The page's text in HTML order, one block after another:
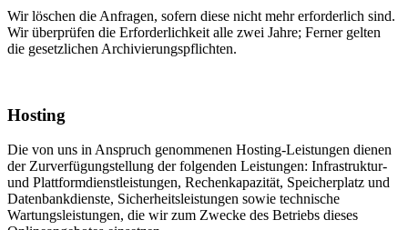
Wir löschen die Anfragen, sofern diese nicht mehr erforderlich sind.
Wir überprüfen die Erforderlichkeit alle zwei Jahre; Ferner gelten
die gesetzlichen Archivierungspflichten.
Hosting
Die von uns in Anspruch genommenen Hosting-Leistungen dienen
der Zurverfügungstellung der folgenden Leistungen: Infrastruktur-
und Plattformdienstleistungen, Rechenkapazität, Speicherplatz und
Datenbankdienste, Sicherheitsleistungen sowie technische
Wartungsleistungen, die wir zum Zwecke des Betriebs dieses